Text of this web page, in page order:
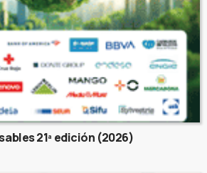
21ª edición (2026)